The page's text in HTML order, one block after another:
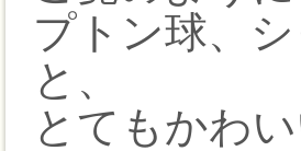
プトン球、
と、
とてもかわ